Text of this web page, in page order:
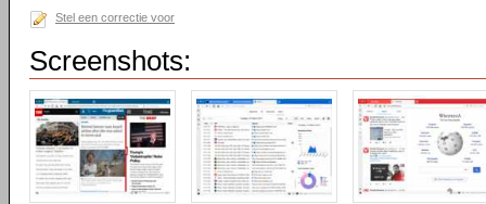
Stel een correctie voor
Screenshots: